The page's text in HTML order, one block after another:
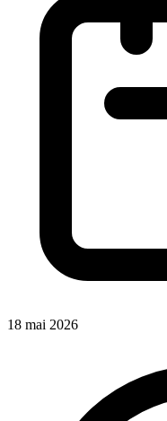
18 mai 2026